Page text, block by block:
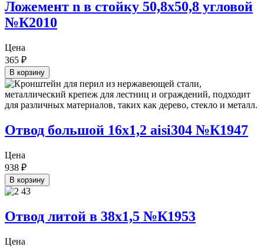
Ложемент n в стойку 50,8х50,8 угловой
№К2010
Цена
365 ₽
В корзину
Отвод большой 16х1,2 aisi304 №К1947
Цена
938 ₽
В корзину
Отвод литой в 38х1,5 №К1953
Цена